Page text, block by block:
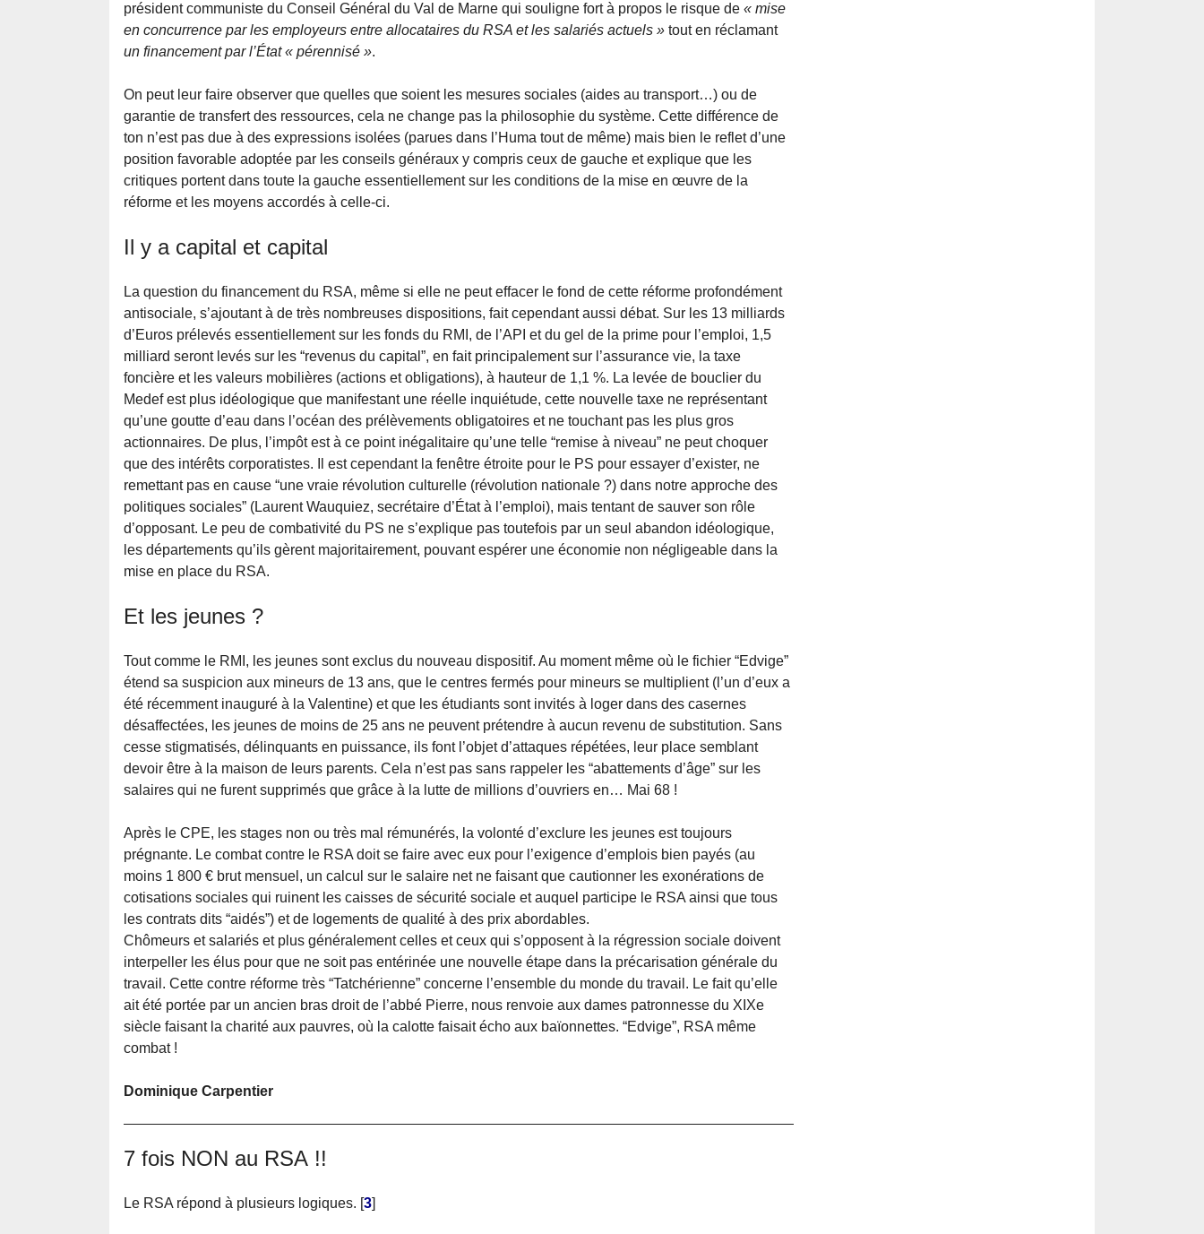
président communiste du Conseil Général du Val de Marne qui souligne fort à propos le risque de « mise
en concurrence par les employeurs entre allocataires du RSA et les salariés actuels » tout en réclamant
un financement par l’État « pérennisé ».
On peut leur faire observer que quelles que soient les mesures sociales (aides au transport…) ou de
garantie de transfert des ressources, cela ne change pas la philosophie du système. Cette différence de
ton n’est pas due à des expressions isolées (parues dans l’Huma tout de même) mais bien le reflet d’une
position favorable adoptée par les conseils généraux y compris ceux de gauche et explique que les
critiques portent dans toute la gauche essentiellement sur les conditions de la mise en œuvre de la
réforme et les moyens accordés à celle-ci.
Il y a capital et capital
La question du financement du RSA, même si elle ne peut effacer le fond de cette réforme profondément
antisociale, s’ajoutant à de très nombreuses dispositions, fait cependant aussi débat. Sur les 13 milliards
d’Euros prélevés essentiellement sur les fonds du RMI, de l’API et du gel de la prime pour l’emploi, 1,5
milliard seront levés sur les “revenus du capital”, en fait principalement sur l’assurance vie, la taxe
foncière et les valeurs mobilières (actions et obligations), à hauteur de 1,1 %. La levée de bouclier du
Medef est plus idéologique que manifestant une réelle inquiétude, cette nouvelle taxe ne représentant
qu’une goutte d’eau dans l’océan des prélèvements obligatoires et ne touchant pas les plus gros
actionnaires. De plus, l’impôt est à ce point inégalitaire qu’une telle “remise à niveau” ne peut choquer
que des intérêts corporatistes. Il est cependant la fenêtre étroite pour le PS pour essayer d’exister, ne
remettant pas en cause “une vraie révolution culturelle (révolution nationale ?) dans notre approche des
politiques sociales” (Laurent Wauquiez, secrétaire d’État à l’emploi), mais tentant de sauver son rôle
d’opposant. Le peu de combativité du PS ne s’explique pas toutefois par un seul abandon idéologique,
les départements qu’ils gèrent majoritairement, pouvant espérer une économie non négligeable dans la
mise en place du RSA.
Et les jeunes ?
Tout comme le RMI, les jeunes sont exclus du nouveau dispositif. Au moment même où le fichier “Edvige”
étend sa suspicion aux mineurs de 13 ans, que le centres fermés pour mineurs se multiplient (l’un d’eux a
été récemment inauguré à la Valentine) et que les étudiants sont invités à loger dans des casernes
désaffectées, les jeunes de moins de 25 ans ne peuvent prétendre à aucun revenu de substitution. Sans
cesse stigmatisés, délinquants en puissance, ils font l’objet d’attaques répétées, leur place semblant
devoir être à la maison de leurs parents. Cela n’est pas sans rappeler les “abattements d’âge” sur les
salaires qui ne furent supprimés que grâce à la lutte de millions d’ouvriers en… Mai 68 !
Après le CPE, les stages non ou très mal rémunérés, la volonté d’exclure les jeunes est toujours
prégnante. Le combat contre le RSA doit se faire avec eux pour l’exigence d’emplois bien payés (au
moins 1 800 € brut mensuel, un calcul sur le salaire net ne faisant que cautionner les exonérations de
cotisations sociales qui ruinent les caisses de sécurité sociale et auquel participe le RSA ainsi que tous
les contrats dits “aidés”) et de logements de qualité à des prix abordables.
Chômeurs et salariés et plus généralement celles et ceux qui s’opposent à la régression sociale doivent
interpeller les élus pour que ne soit pas entérinée une nouvelle étape dans la précarisation générale du
travail. Cette contre réforme très “Tatchérienne” concerne l’ensemble du monde du travail. Le fait qu’elle
ait été portée par un ancien bras droit de l’abbé Pierre, nous renvoie aux dames patronnesse du XIXe
siècle faisant la charité aux pauvres, où la calotte faisait écho aux baïonnettes. “Edvige”, RSA même
combat !
Dominique Carpentier
7 fois NON au RSA !!
Le RSA répond à plusieurs logiques. [3]